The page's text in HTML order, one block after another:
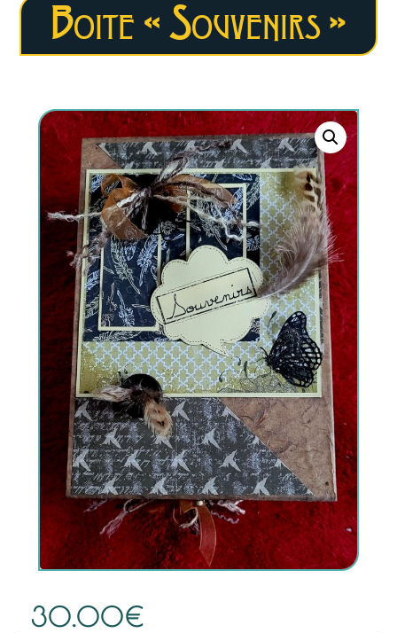
Boite « Souvenirs »
30.00€